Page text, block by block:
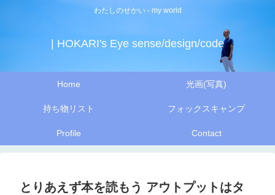
わたしのせかい - my world
| HOKARI's Eye sense/design/code
Home 光画(写真)
持ち物リスト フォックスキャンプ
Profile Contact
とりあえず本を読もう アウトプットはタ